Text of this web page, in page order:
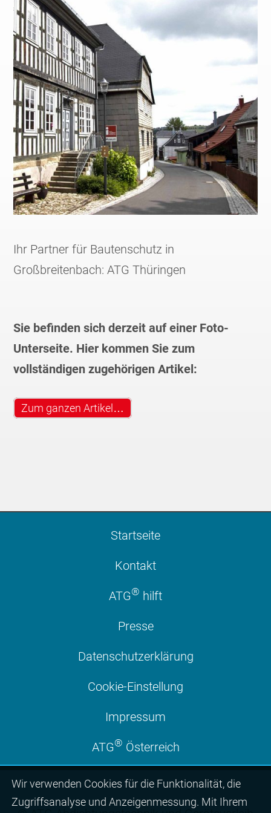
Ihr Partner für Bautenschutz in
Großbreitenbach: ATG Thüringen
Sie befinden sich derzeit auf einer Foto-
Unterseite. Hier kommen Sie zum
vollständigen zugehörigen Artikel:
Zum ganzen Artikel…
Startseite
Kontakt
ATG® hilft
Presse
Datenschutzerklärung
Cookie-Einstellung
Impressum
ATG® Österreich
Wir ver­wen­den Cookies für die Funktio­na­lität, die
Zugriffs­ana­lyse und Anzei­gen­mes­sung. Mit Ihrem